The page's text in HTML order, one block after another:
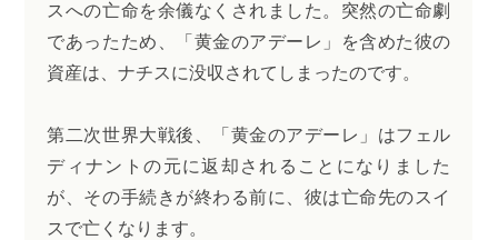
スへの亡命を余儀なくされました。突然の亡命劇
であったため、「黄金のアデーレ」を含めた彼の
資産は、ナチスに没収されてしまったのです。
第二次世界大戦後、「黄金のアデーレ」はフェル
ディナントの元に返却されることになりました
が、その手続きが終わる前に、彼は亡命先のスイ
スで亡くなります。